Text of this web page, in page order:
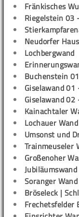
Fränkisches
Riegelstein 03
Neudorfer
Lochbergwand
Buchenstein
Giselawand
Giselawand 02
Kainachtaler
Lochauer Wand
Umsonst und
Trainmeuseler
Großenoher
Soranger
Bröseleck |
Frechetsfelder